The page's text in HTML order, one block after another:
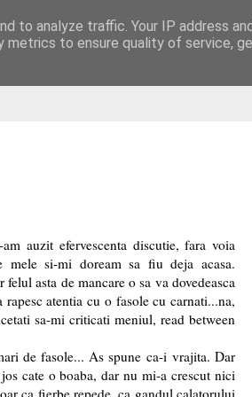
auzit efervescenta discutie, fara voia
si-mi doream sa fiu deja acasa.
asta de mancare o sa va dovedeasca
rapesc atentia cu o fasole cu carnati...na,
sa-mi criticati meniul, read between
de fasole... As spune ca-i vrajita. Dar
cate o boaba, dar nu mi-a crescut nici
ca fierbe repede, ca gandul calatorului
to analyze traffic. Your IP address
to ensure quality of service,